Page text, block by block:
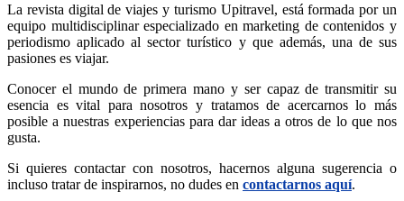
La revista digital de viajes y turismo Upitravel, está formada por un
equipo multidisciplinar especializado en marketing de contenidos y
periodismo aplicado al sector turístico y que además, una de sus
pasiones es viajar.
Conocer el mundo de primera mano y ser capaz de transmitir su
esencia es vital para nosotros y tratamos de acercarnos lo más
posible a nuestras experiencias para dar ideas a otros de lo que nos
gusta.
Si quieres contactar con nosotros, hacernos alguna sugerencia o
incluso tratar de inspirarnos, no dudes en contactarnos aquí.